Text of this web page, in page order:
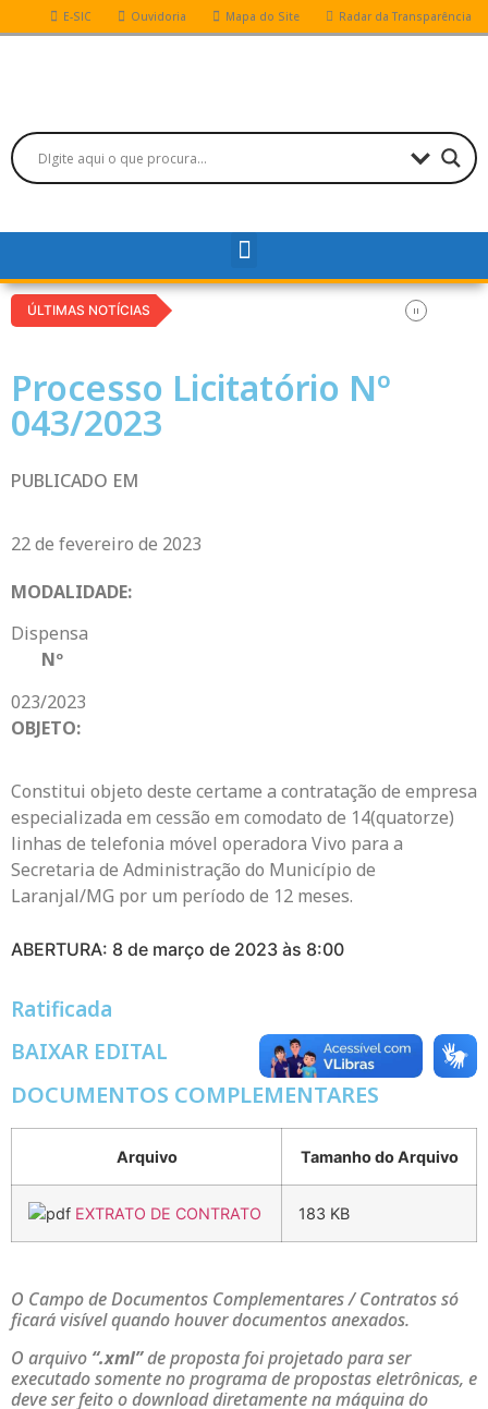
E-SIC Ouvidoria Mapa do Site Radar da Transparência
ÚLTIMAS NOTÍCIAS
Processo Licitatório Nº
043/2023
PUBLICADO EM
22 de fevereiro de 2023
MODALIDADE:
Dispensa
Nº
023/2023
OBJETO:
Constitui objeto deste certame a contratação de empresa
especializada em cessão em comodato de 14(quatorze)
linhas de telefonia móvel operadora Vivo para a
Secretaria de Administração do Município de
Laranjal/MG por um período de 12 meses.
ABERTURA: 8 de março de 2023 às 8:00
Ratificada
BAIXAR EDITAL
DOCUMENTOS COMPLEMENTARES
Arquivo Tamanho do Arquivo
EXTRATO DE CONTRATO 183 KB
O Campo de Documentos Complementares / Contratos só
ficará visível quando houver documentos anexados.
O arquivo “.xml”de proposta foi projetado para ser
executado somente no programa de propostas eletrônicas, e
deve ser feito o download diretamente na máquina do